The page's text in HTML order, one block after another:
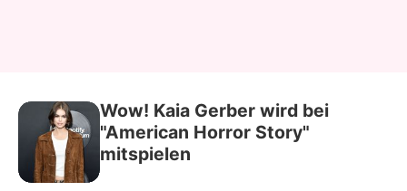
Wow! Kaia Gerber wird bei
"American Horror Story"
mitspielen